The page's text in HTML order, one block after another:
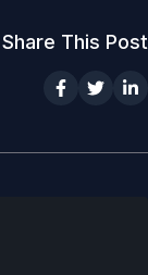
Share This Post